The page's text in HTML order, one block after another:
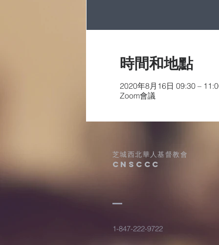
時間和地點
2020年8月16日 09:30 –
Zoom會議
芝城西北華人基督教會
​CNSCCC
1-847-222-9722